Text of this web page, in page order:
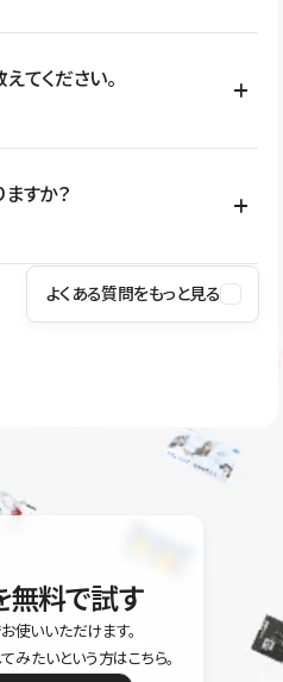
用して更新範囲を設計しておく
態で運用できます。 さらにコン
に更新作業を進めやすくなりま
てください。
スを安全に利用できるよう、通信
管理、脆弱性対策など、複数の観
応しており、悪質なスクリプトの
すか？
プセンターでご確認いただけま
コミュニティもご利用ください。
よくある質問をもっと見る
無料で試す
使いいただけます。
みたいという方はこちら。